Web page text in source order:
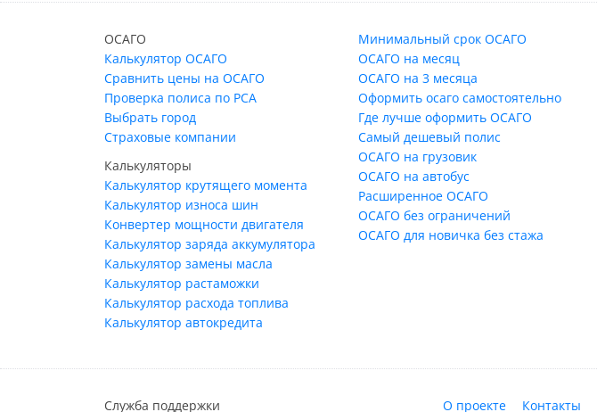
ОСАГО
Калькулятор ОСАГО
Сравнить цены на ОСАГО
Проверка полиса по РСА
Выбрать город
Страховые компании
Калькуляторы
Калькулятор крутящего момента
Калькулятор износа шин
Конвертер мощности двигателя
Калькулятор заряда аккумулятора
Калькулятор замены масла
Калькулятор растаможки
Калькулятор расхода топлива
Калькулятор автокредита
Минимальный срок ОСАГО
ОСАГО на месяц
ОСАГО на 3 месяца
Оформить осаго самостоятельно
Где лучше оформить ОСАГО
Самый дешевый полис
ОСАГО на грузовик
ОСАГО на автобус
Расширенное ОСАГО
ОСАГО без ограничений
ОСАГО для новичка без стажа
Служба поддержки О проекте Контакты